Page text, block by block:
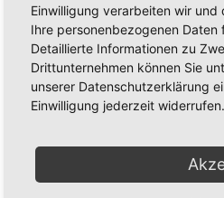
t
Einwilligung verarbeiten wir
Ihre personenbezogenen
Detaillierte Informationen zu
Drittunternehmen können Sie
unserer Datenschutzerklärung
Einwilligung jederzeit widerrufen.